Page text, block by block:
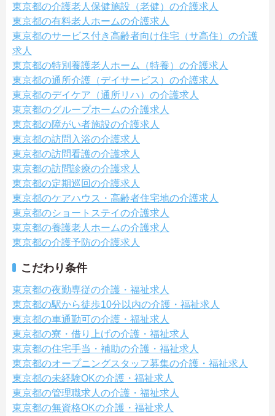
東京都の介護老人保健施設（老健）の介護求人
東京都の有料老人ホームの介護求人
東京都のサービス付き高齢者向け住宅（サ高住）の介護
求人
東京都の特別養護老人ホーム（特養）の介護求人
東京都の通所介護（デイサービス）の介護求人
東京都のデイケア（通所リハ）の介護求人
東京都のグループホームの介護求人
東京都の障がい者施設の介護求人
東京都の訪問入浴の介護求人
東京都の訪問看護の介護求人
東京都の訪問診療の介護求人
東京都の定期巡回の介護求人
東京都のケアハウス・高齢者住宅地の介護求人
東京都のショートステイの介護求人
東京都の養護老人ホームの介護求人
東京都の介護予防の介護求人
こだわり条件
東京都の夜勤専従の介護・福祉求人
東京都の駅から徒歩10分以内の介護・福祉求人
東京都の車通勤可の介護・福祉求人
東京都の寮・借り上げの介護・福祉求人
東京都の住宅手当・補助の介護・福祉求人
東京都のオープニングスタッフ募集の介護・福祉求人
東京都の未経験OKの介護・福祉求人
東京都の管理職求人の介護・福祉求人
東京都の無資格OKの介護・福祉求人